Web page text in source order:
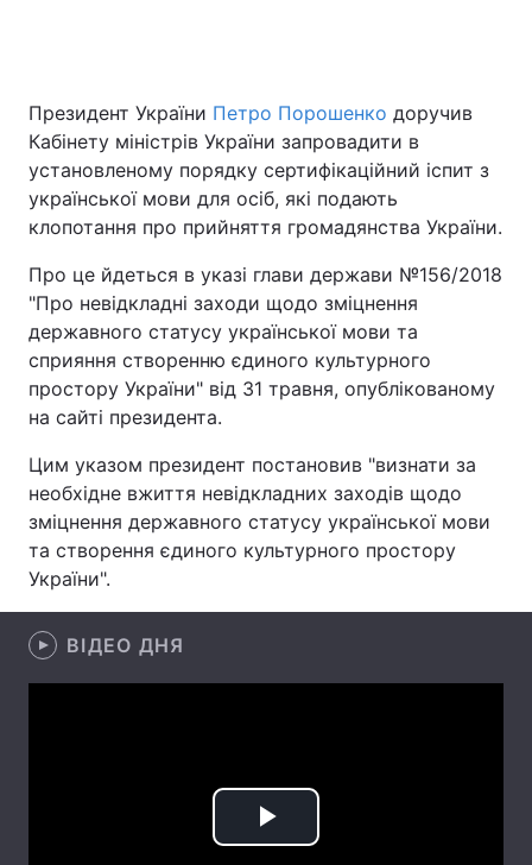
Спорт Наука
Техно і зв'язок Лайт
Зброя Інциденти
Здоров'я Туризм
Цікавинки Погода
Екологія Регіони
Відео з Youtube Статті
Інтерв'ю
Президент України Петро Порошенко доручив
Кабінету міністрів України запровадити в
установленому порядку сертифікаційний іспит з
української мови для осіб, які подають
клопотання про прийняття громадянства України.
Про це йдеться в указі глави держави №156/2018
"Про невідкладні заходи щодо зміцнення
державного статусу української мови та
сприяння створенню єдиного культурного
простору України" від 31 травня, опублікованому
на сайті президента.
Цим указом президент постановив "визнати за
необхідне вжиття невідкладних заходів щодо
зміцнення державного статусу української мови
та створення єдиного культурного простору
України".
ВІДЕО ДНЯ
Play